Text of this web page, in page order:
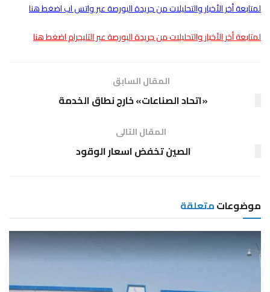
لمتابعة أخر الأخبار والتحليلات من جريدة البورصة عبر واتس اب اضغط هنا
لمتابعة أخر الأخبار والتحليلات من جريدة البورصة عبر التليجرام اضغط هنا
المقال السابق
«اتحاد الصناعات» خارج نطاق الخدمة
المقال التالى
الصين تخفض اسعار الوقود
موضوعاتمتعلقة